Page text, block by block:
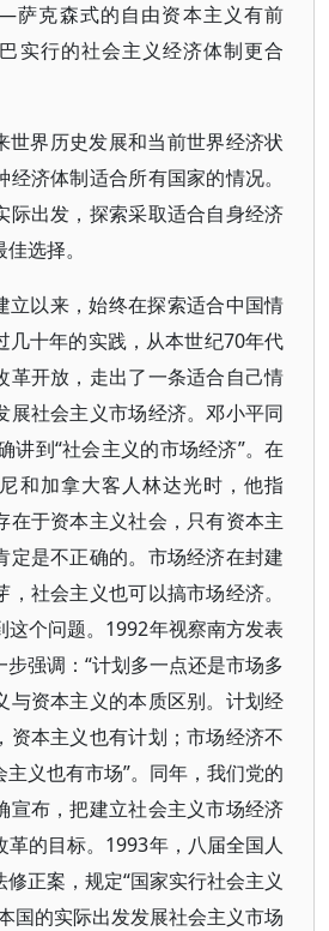
萨克森式的自由资本主义有前
实行的社会主义经济体制更合
世界历史发展和当前世界经济状
济体制适合所有国家的情况。
际出发，探索采取适合自身经济
选择。
立以来，始终在探索适合中国情
几十年的实践，从本世纪70年代
革开放，走出了一条适合自己情
展社会主义市场经济。邓小平同
讲到“社会主义的市场经济”。在
和加拿大客人林达光时，他指
在于资本主义社会，只有资本主
定是不正确的。市场经济在封建
社会主义也可以搞市场经济。
这个问题。1992年视察南方发表
强调：“计划多一点还是市场多
与资本主义的本质区别。计划经
资本主义也有计划；市场经济不
义也有市场”。同年，我们党的
宣布，把建立社会主义市场经济
革的目标。1993年，八届全国人
正案，规定“国家实行社会主义
国的实际出发发展社会主义市场